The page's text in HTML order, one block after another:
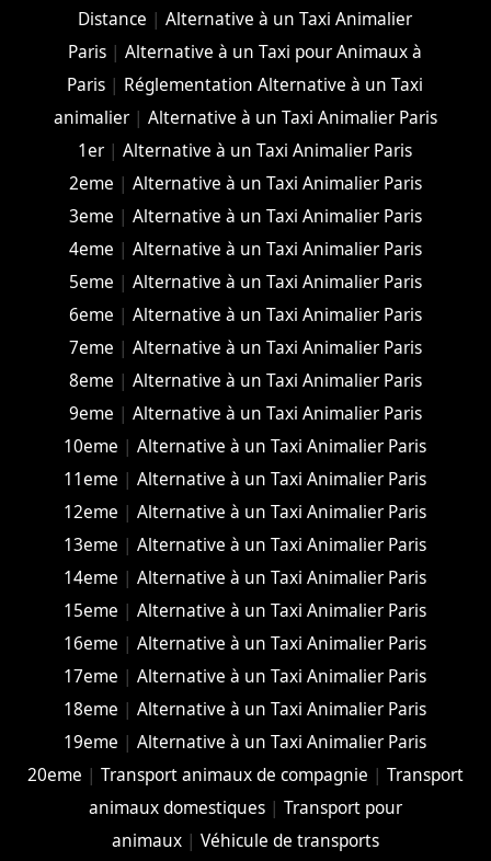
Distance |Alternative à un Taxi Animalier
Paris |Alternative à un Taxi pour Animaux à
Paris | Réglementation Alternative à un Taxi
animalier| Alternative à un Taxi Animalier Paris
1er |Alternative à un Taxi Animalier Paris
2eme | Alternative à un Taxi Animalier Paris
3eme | Alternative à un Taxi Animalier Paris
4eme | Alternative à un Taxi Animalier Paris
5eme | Alternative à un Taxi Animalier Paris
6eme | Alternative à un Taxi Animalier Paris
7eme | Alternative à un Taxi Animalier Paris
8eme | Alternative à un Taxi Animalier Paris
9eme | Alternative à un Taxi Animalier Paris
10eme |Alternative à un Taxi Animalier Paris
11eme |Alternative à un Taxi Animalier Paris
12eme |Alternative à un Taxi Animalier Paris
13eme |Alternative à un Taxi Animalier Paris
14eme |Alternative à un Taxi Animalier Paris
15eme |Alternative à un Taxi Animalier Paris
16eme |Alternative à un Taxi Animalier Paris
17eme |Alternative à un Taxi Animalier Paris
18eme |Alternative à un Taxi Animalier Paris
19eme |Alternative à un Taxi Animalier Paris
20eme | Transport animaux de compagnie | Transport
animaux domestiques| Transport pour
animaux| Véhicule de transports